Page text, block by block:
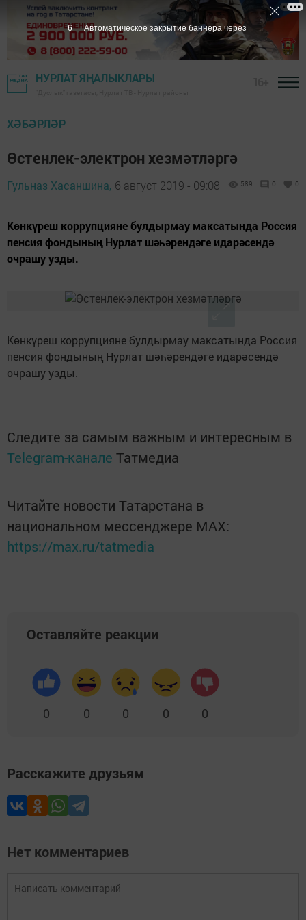
НУРЛАТ ЯҢАЛЫКЛАРЫ
ХӘБӘРЛӘР
Өстенлек-электрон хезмәтләргә
Гульназ Хасаншина, 6 август 2019 - 09:08 589 0 0
Көнкүреш коррупцияне булдырмау максатында Россия
пенсия фондының Нурлат шәһәрендәге идарәсендә
очрашу узды.
Көнкүреш коррупцияне булдырмау максатында Россия
пенсия фондының Нурлат шәһәрендәге идарәсендә
очрашу узды.
Следите за самым важным и интересным в
Telegram-канале Татмедиа
Читайте новости Татарстана в
национальном мессенджере MАХ:
https://max.ru/tatmedia
Оставляйте реакции
0 0 0 0 0
Расскажите друзьям
Нет комментариев
5 Автоматическое закрытие баннера через